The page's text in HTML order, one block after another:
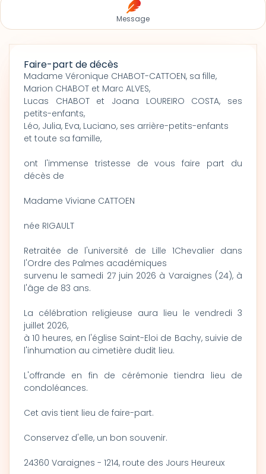
Message
Faire-part de décès
Madame Véronique CHABOT-CATTOEN, sa fille,
Marion CHABOT et Marc ALVES,
Lucas CHABOT et Joana LOUREIRO COSTA, ses
petits-enfants,
Léo, Julia, Eva, Luciano, ses arrière-petits-enfants
et toute sa famille,
ont l'immense tristesse de vous faire part du
décès de
Madame Viviane CATTOEN
née RIGAULT
Retraitée de l'université de Lille 1Chevalier dans
l'Ordre des Palmes académiques
survenu le samedi 27 juin 2026 à Varaignes (24), à
l'âge de 83 ans.
La célébration religieuse aura lieu le vendredi 3
juillet 2026,
à 10 heures, en l'église Saint-Eloi de Bachy, suivie de
l'inhumation au cimetière dudit lieu.
L'offrande en fin de cérémonie tiendra lieu de
condoléances.
Cet avis tient lieu de faire-part.
Conservez d'elle, un bon souvenir.
24360 Varaignes - 1214, route des Jours Heureux